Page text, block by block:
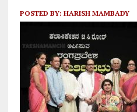
POSTED BY: HARISH MAMBADY